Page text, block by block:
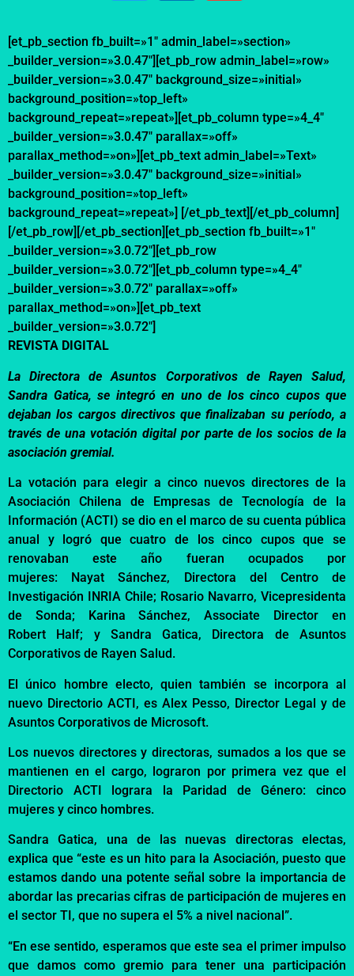
[et_pb_section fb_built=»1″ admin_label=»section»
_builder_version=»3.0.47″][et_pb_row admin_label=»row»
_builder_version=»3.0.47″ background_size=»initial»
background_position=»top_left»
background_repeat=»repeat»][et_pb_column type=»4_4″
_builder_version=»3.0.47″ parallax=»off»
parallax_method=»on»][et_pb_text admin_label=»Text»
_builder_version=»3.0.47″ background_size=»initial»
background_position=»top_left»
background_repeat=»repeat»] [/et_pb_text][/et_pb_column]
[/et_pb_row][/et_pb_section][et_pb_section fb_built=»1″
_builder_version=»3.0.72″][et_pb_row
_builder_version=»3.0.72″][et_pb_column type=»4_4″
_builder_version=»3.0.72″ parallax=»off»
parallax_method=»on»][et_pb_text
_builder_version=»3.0.72″]
REVISTA DIGITAL
LaDirectora de Asuntos Corporativos de Rayen Salud,
Sandra Gatica, se integró en uno de los cinco cupos que
dejaban los cargos directivos que finalizaban su período, a
través de una votación digital por parte de los socios de la
asociación gremial.
La votación para elegir a cinco nuevos directores de la
Asociación Chilena de Empresas de Tecnología de la
Información (ACTI) se dio en el marco de su cuenta pública
anual y logró que cuatro de los cinco cuposque se
renovaban este año fueran ocupados por
mujeres:
Nayat Sánchez, Directora del Centro de
Investigación INRIA Chile; Rosario Navarro, Vicepresidenta
de Sonda; Karina Sánchez,Associate Director en
Robert
Half; y Sandra Gatica, Directora de Asuntos
Corporativos de Rayen Salud.
El único hombre electo, quien también se incorpora al
nuevo Directorio ACTI, es Alex Pesso, Director Legal y de
Asuntos Corporativos de Microsoft.
Los nuevos directores y directoras, sumados a los que se
mantienen en el cargo, lograron por primera vez que el
Directorio ACTI lograra la Paridad de Género: cinco
mujeres y cinco hombres.
Sandra Gatica, una de las nuevas directoras electas,
explica que “este es un hito para la Asociación, puesto que
estamos dando una potente señal sobre la importancia de
abordar las precarias cifras de participación de mujeres en
el sector TI, que no supera el 5% a nivel nacional”.
“En ese sentido, esperamos que este sea el primer impulso
que damos como gremio para tener una participación